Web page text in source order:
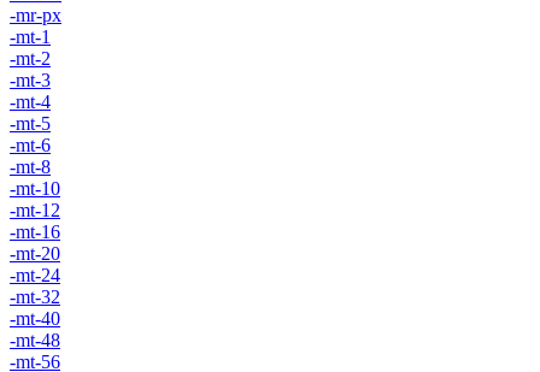
-mr-px
-mt-1
-mt-2
-mt-3
-mt-4
-mt-5
-mt-6
-mt-8
-mt-10
-mt-12
-mt-16
-mt-20
-mt-24
-mt-32
-mt-40
-mt-48
-mt-56